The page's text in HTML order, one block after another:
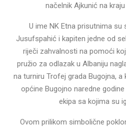
načelnik Ajkunić na
U ime NK Etna prisutnima su
Jusufspahić i kapiten jedne od
riječi zahvalnosti na pomoći
pružio za odlazak u Albaniju
na turniru Trofej grada Bugojna,
općine Bugojno naredne
ekipa sa kojima su
Ovom prilikom simbolične